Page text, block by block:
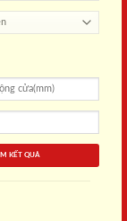
KẾT QUẢ